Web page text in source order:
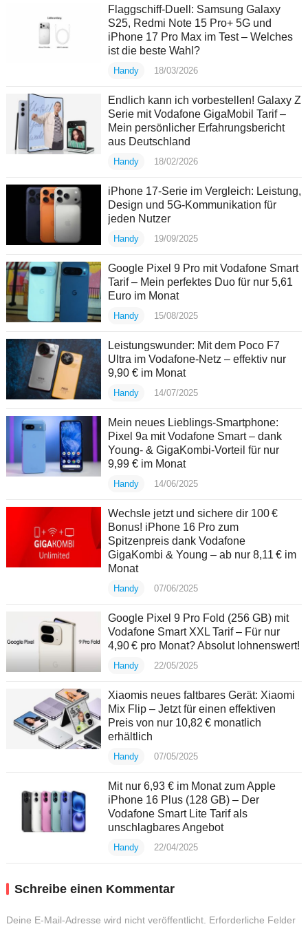
Flaggschiff-Duell: Samsung Galaxy
S25, Redmi Note 15 Pro+ 5G und
iPhone 17 Pro Max im Test – Welches
ist die beste Wahl?
Handy 18/03/2026
Endlich kann ich vorbestellen! Galaxy Z
Serie mit Vodafone GigaMobil Tarif –
Mein persönlicher Erfahrungsbericht
aus Deutschland
Handy 18/02/2026
iPhone 17-Serie im Vergleich: Leistung,
Design und 5G-Kommunikation für
jeden Nutzer
Handy 19/09/2025
Google Pixel 9 Pro mit Vodafone Smart
Tarif – Mein perfektes Duo für nur 5,61
Euro im Monat
Handy 15/08/2025
Leistungswunder: Mit dem Poco F7
Ultra im Vodafone-Netz – effektiv nur
9,90 € im Monat
Handy 14/07/2025
Mein neues Lieblings-Smartphone:
Pixel 9a mit Vodafone Smart – dank
Young- & GigaKombi-Vorteil für nur
9,99 € im Monat
Handy 14/06/2025
Wechsle jetzt und sichere dir 100 €
Bonus! iPhone 16 Pro zum
Spitzenpreis dank Vodafone
GigaKombi & Young – ab nur 8,11 € im
Monat
Handy 07/06/2025
Google Pixel 9 Pro Fold (256 GB) mit
Vodafone Smart XXL Tarif – Für nur
4,90 € pro Monat? Absolut lohnenswert!
Handy 22/05/2025
Xiaomis neues faltbares Gerät: Xiaomi
Mix Flip – Jetzt für einen effektiven
Preis von nur 10,82 € monatlich
erhältlich
Handy 07/05/2025
Mit nur 6,93 € im Monat zum Apple
iPhone 16 Plus (128 GB) – Der
Vodafone Smart Lite Tarif als
unschlagbares Angebot
Handy 22/04/2025
Schreibe einen Kommentar
Deine E-Mail-Adresse wird nicht veröffentlicht. Erforderliche Felder